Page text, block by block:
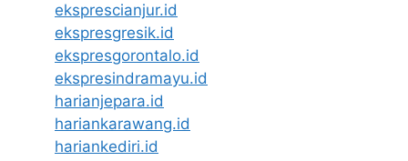
eksprescianjur.id
ekspresgresik.id
ekspresgorontalo.id
ekspresindramayu.id
harianjepara.id
hariankarawang.id
hariankediri.id